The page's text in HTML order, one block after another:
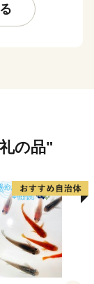
をもとに、
ません。ご
考欄等にご
出来かねま
の品"